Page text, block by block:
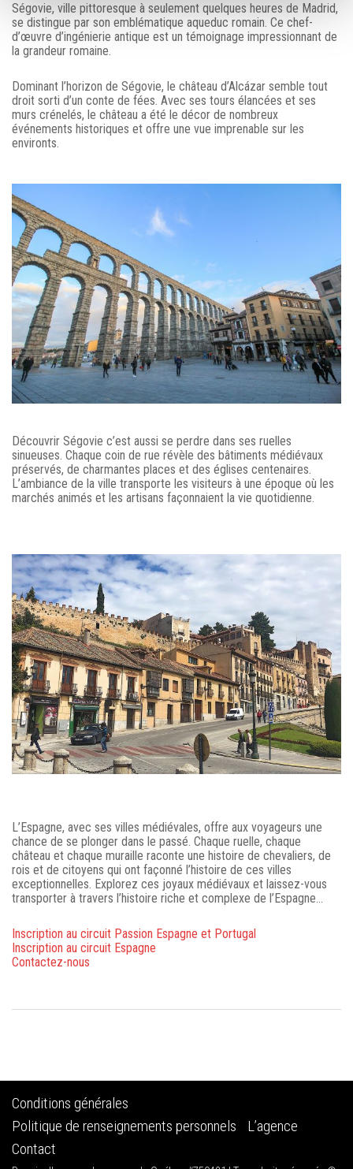
Ségovie, ville pittoresque à seulement quelques heures de Madrid,
se distingue par son emblématique aqueduc romain. Ce chef-
d’œuvre d’ingénierie antique est un témoignage impressionnant de
la grandeur romaine.
Dominant l’horizon de Ségovie, le château d’Alcázar semble tout
droit sorti d’un conte de fées. Avec ses tours élancées et ses
murs crénelés, le château a été le décor de nombreux
événements historiques et offre une vue imprenable sur les
environts.
Découvrir Ségovie c’est aussi se perdre dans ses ruelles
sinueuses. Chaque coin de rue révèle des bâtiments médiévaux
préservés, de charmantes places et des églises centenaires.
L’ambiance de la ville transporte les visiteurs à une époque où les
marchés animés et les artisans façonnaient la vie quotidienne.
L’Espagne, avec ses villes médiévales, offre aux voyageurs une
chance de se plonger dans le passé. Chaque ruelle, chaque
château et chaque muraille raconte une histoire de chevaliers, de
rois et de citoyens qui ont façonné l’histoire de ces villes
exceptionnelles. Explorez ces joyaux médiévaux et laissez-vous
transporter à travers l’histoire riche et complexe de l’Espagne…
Inscription au circuit Passion Espagne et Portugal
Inscription au circuit Espagne
Contactez-nous
Conditions générales
Politique de renseignements personnels
L’agence
Contact